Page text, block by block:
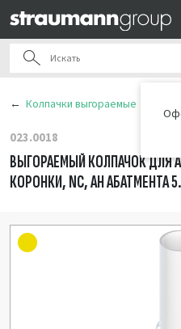
Колпачки выгораемые
023.0018
ВЫГОРАЕМЫЙ КОЛПАЧОК ДЛЯ
КОРОНКИ, NC, AH АБАТМЕНТА